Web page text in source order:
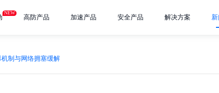
NEW
高防产品 加速产品 安全产品 解决方案
制与网络拥塞缓解